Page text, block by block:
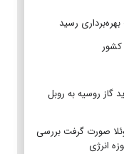
رسید
گاز روسیه به روبل
صورت گرفت بررسی
انرژی